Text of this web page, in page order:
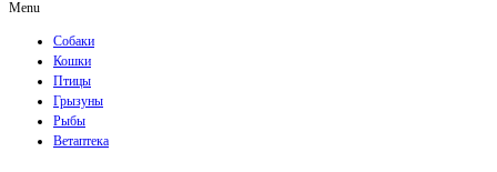
Menu
Собаки
Кошки
Птицы
Грызуны
Рыбы
Ветаптека